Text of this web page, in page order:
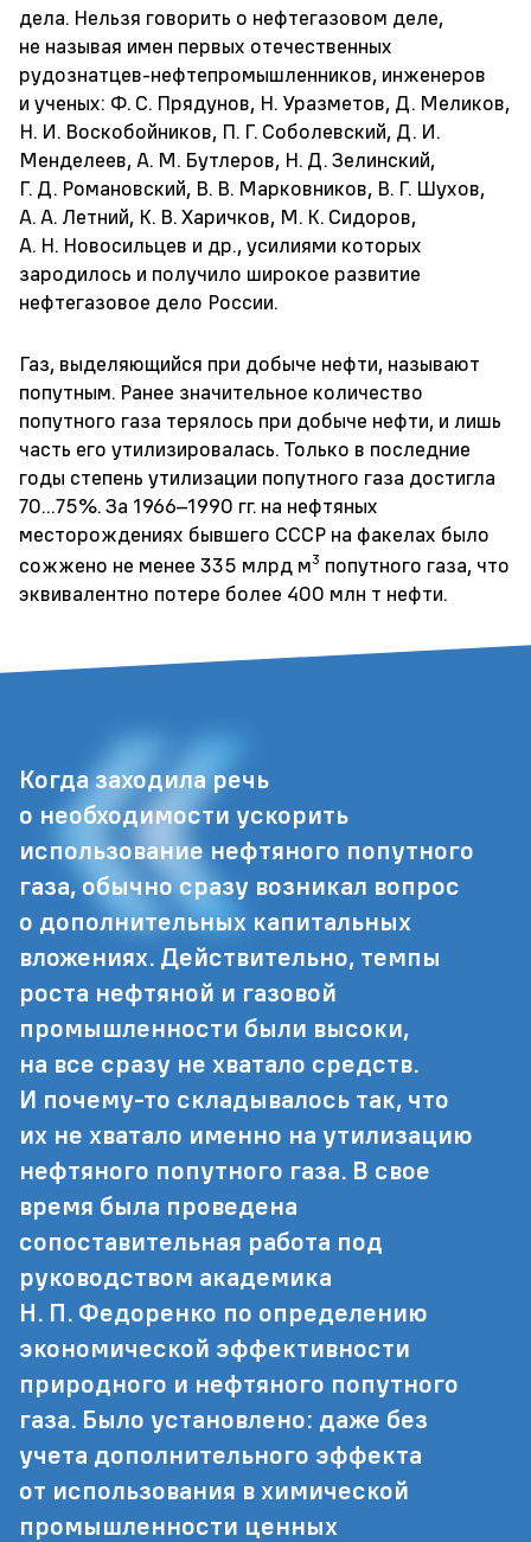
дела. Нельзя говорить о нефтегазовом деле,
не называя имен первых отечественных
рудознатцев-нефтепромышленников, инженеров
и ученых: Ф. С. Прядунов, Н. Уразметов, Д. Меликов,
Н. И. Воскобойников, П. Г. Соболевский, Д. И.
Менделеев, А. М. Бутлеров, Н. Д. Зелинский,
Г. Д. Романовский, В. В. Марковников, В. Г. Шухов,
А. А. Летний, К. В. Харичков, М. К. Сидоров,
А. Н. Новосильцев и др., усилиями которых
зародилось и получило широкое развитие
нефтегазовое дело России.
Газ, выделяющийся при добыче нефти, называют
попутным. Ранее значительное количество
попутного газа терялось при добыче нефти, и лишь
часть его утилизировалась. Только в последние
годы степень утилизации попутного газа достигла
70...75%. За 1966–1990 гг. на нефтяных
месторождениях бывшего СССР на факелах было
сожжено не менее 335 млрд м3 попутного газа, что
эквивалентно потере более 400 млн т нефти.
Когда заходила речь
о необходимости ускорить
использование нефтяного попутного
газа, обычно сразу возникал вопрос
о дополнительных капитальных
вложениях. Действительно, темпы
роста нефтяной и газовой
промышленности были высоки,
на все сразу не хватало средств.
И почему-то складывалось так, что
их не хватало именно на утилизацию
нефтяного попутного газа. В свое
время была проведена
сопоставительная работа под
руководством академика
Н. П. Федоренко по определению
экономической эффективности
природного и нефтяного попутного
газа. Было установлено: даже без
учета дополнительного эффекта
от использования в химической
промышленности ценных